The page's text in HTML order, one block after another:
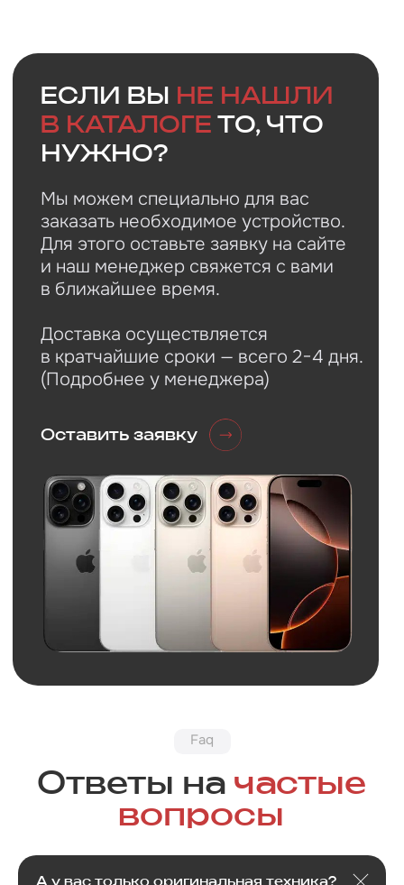
Ответы начастые
вопросы
Faq
А у вас только оригинальная техника?
консультация?
Оставьте заявку и мы свяжемся
с вами в ближайшее время